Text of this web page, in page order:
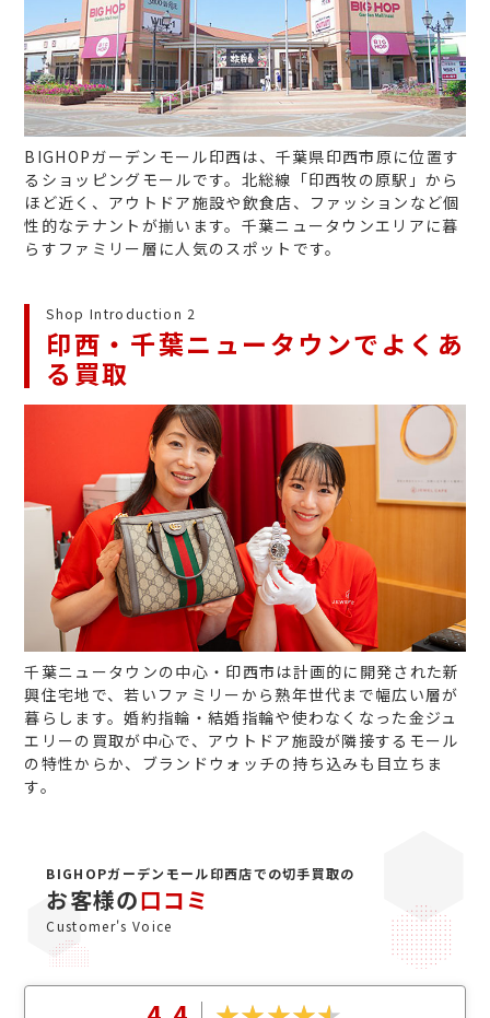
BIGHOPガーデンモール印西は、千葉県印西市原に位置す
るショッピングモールです。北総線「印西牧の原駅」から
ほど近く、アウトドア施設や飲食店、ファッションなど個
性的なテナントが揃います。千葉ニュータウンエリアに暮
らすファミリー層に人気のスポットです。
Shop Introduction 2
印西・千葉ニュータウンでよくあ
る買取
千葉ニュータウンの中心・印西市は計画的に開発された新
興住宅地で、若いファミリーから熟年世代まで幅広い層が
暮らします。婚約指輪・結婚指輪や使わなくなった金ジュ
エリーの買取が中心で、アウトドア施設が隣接するモール
の特性からか、ブランドウォッチの持ち込みも目立ちま
す。
BIGHOPガーデンモール印西店での切手買取の
お客様の口コミ
Customer's Voice